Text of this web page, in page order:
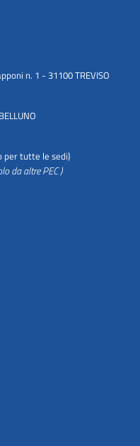
n. 1 - 31100 TREVISO
per tutte le sedi)
da altre PEC )